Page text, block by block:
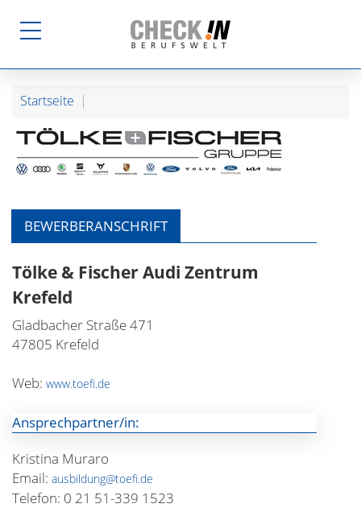
Startseite
BEWERBERANSCHRIFT
Tölke & Fischer Audi Zentrum
Krefeld
Gladbacher Straße 471
47805 Krefeld
Web: www.toefi.de
Ansprechpartner/in:
Kristina Muraro
Email: ausbildung@toefi.de
Telefon: 0 21 51-339 1523